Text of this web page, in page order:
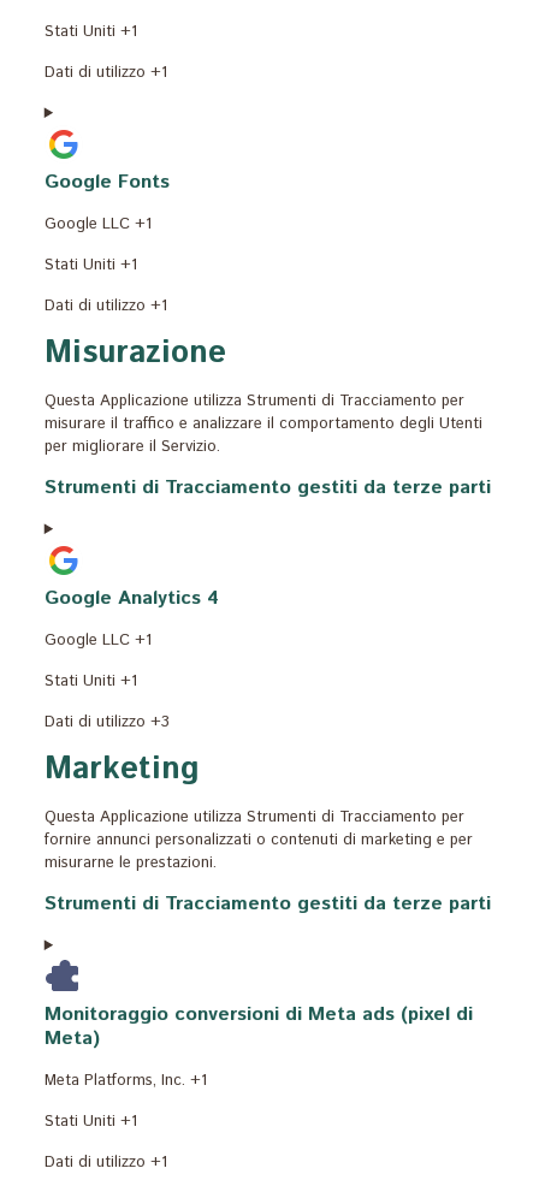
Luogo
trattamento:
Stati Uniti +1
Dati
trattati:
Dati di utilizzo +1
Google Fonts
Azienda:
Google LLC +1
Luogo
trattamento:
Stati Uniti +1
Dati
trattati:
Dati di utilizzo +1
Misurazione
Questa Applicazione utilizza Strumenti di Tracciamento per
misurare il traffico e analizzare il comportamento degli Utenti
per migliorare il Servizio.
Strumenti di Tracciamento gestiti da terze parti
Google Analytics 4
Azienda:
Google LLC +1
Luogo
trattamento:
Stati Uniti +1
Dati
trattati:
Dati di utilizzo +3
Marketing
Questa Applicazione utilizza Strumenti di Tracciamento per
fornire annunci personalizzati o contenuti di marketing e per
misurarne le prestazioni.
Strumenti di Tracciamento gestiti da terze parti
Monitoraggio conversioni di Meta ads (pixel di
Meta)
Azienda:
Meta Platforms, Inc. +1
Luogo
trattamento:
Stati Uniti +1
Dati
Dati di utilizzo +1